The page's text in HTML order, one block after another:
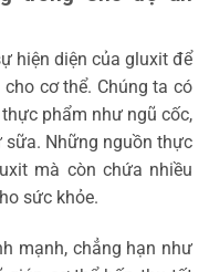
hiện diện của gluxit để
cơ thể. Chúng ta có
phẩm như ngũ cốc,
sữa. Những nguồn thực
mà còn chứa nhiều
sức khỏe.
mạnh, chẳng hạn như